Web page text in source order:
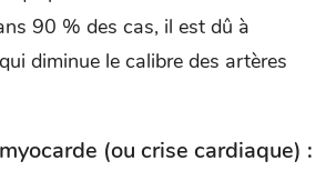
90 % des cas, il est dû à
diminue le calibre des artères
(ou crise cardiaque) :